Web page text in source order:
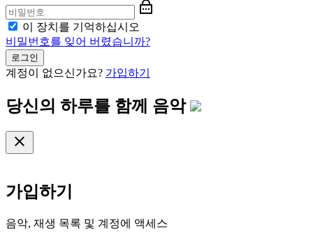
이 장치를 기억하십시오
비밀번호를 잊어 버렸습니까?
로그인
계정이 없으신가요? 가입하기
당신의 하루를 함께 음악
가입하기
음악, 재생 목록 및 계정에 액세스